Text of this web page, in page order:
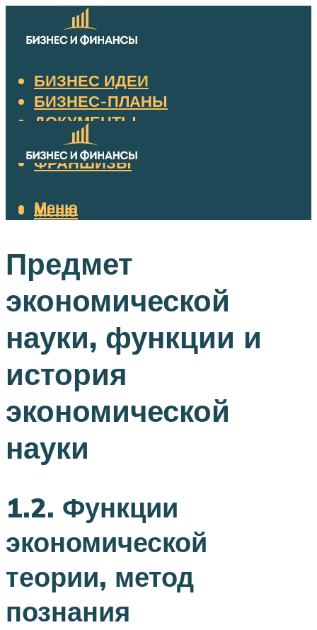
БИЗНЕС ИДЕИ
БИЗНЕС-ПЛАНЫ
ДОКУМЕНТЫ
НАЛОГИ
ФРАНШИЗЫ
Меню
Меню
Предмет
экономической
науки, функции и
история
экономической
науки
1.2. Функции
экономической
теории, метод
познания